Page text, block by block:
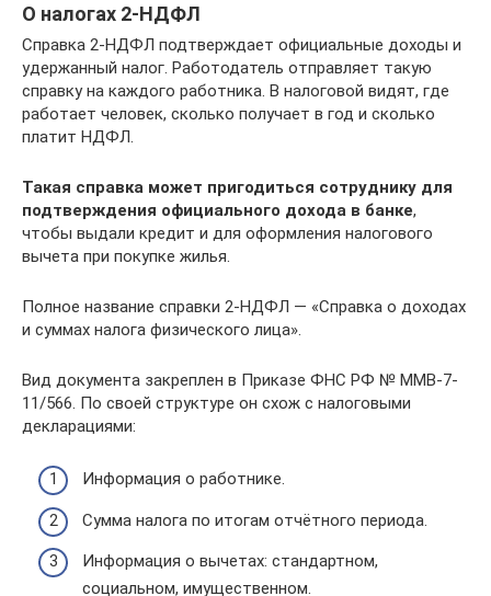
О налогах 2-НДФЛ
Справка 2-НДФЛ подтверждает официальные доходы и
удержанный налог. Работодатель отправляет такую
справку на каждого работника. В налоговой видят, где
работает человек, сколько получает в год и сколько
платит НДФЛ.
Такая справка может пригодиться сотруднику для
подтверждения официального дохода в банке,
чтобы выдали кредит и для оформления налогового
вычета при покупке жилья.
Полное название справки 2-НДФЛ — «Справка о доходах
и суммах налога физического лица».
Вид документа закреплен в Приказе ФНС РФ № ММВ-7-
11/566. По своей структуре он схож с налоговыми
декларациями:
Информация о работнике.
Сумма налога по итогам отчётного периода.
Информация о вычетах: стандартном,
социальном, имущественном.